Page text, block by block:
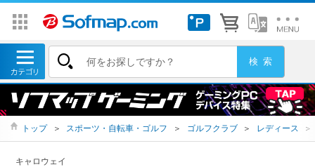
トップ ＞ スポーツ・自転車・ゴルフ ＞ ゴルフクラブ ＞ レディース ＞
キャロウェイ